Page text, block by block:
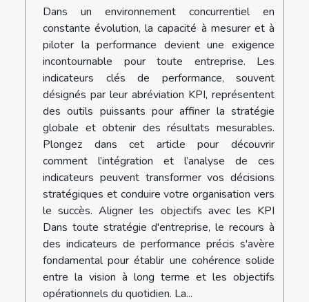
Dans un environnement concurrentiel en
constante évolution, la capacité à mesurer et à
piloter la performance devient une exigence
incontournable pour toute entreprise. Les
indicateurs clés de performance, souvent
désignés par leur abréviation KPI, représentent
des outils puissants pour affiner la stratégie
globale et obtenir des résultats mesurables.
Plongez dans cet article pour découvrir
comment l’intégration et l’analyse de ces
indicateurs peuvent transformer vos décisions
stratégiques et conduire votre organisation vers
le succès. Aligner les objectifs avec les KPI
Dans toute stratégie d'entreprise, le recours à
des indicateurs de performance précis s'avère
fondamental pour établir une cohérence solide
entre la vision à long terme et les objectifs
opérationnels du quotidien. La...